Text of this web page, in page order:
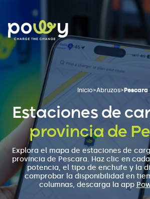
Inicio>Abruzos>Pescara
Estaciones de
provincia de
Explora el mapa de estaciones de
provincia de Pescara. Haz clic en
potencia, el tipo de enchufe y la
comprobar la disponibilidad en
columnas, descarga la app